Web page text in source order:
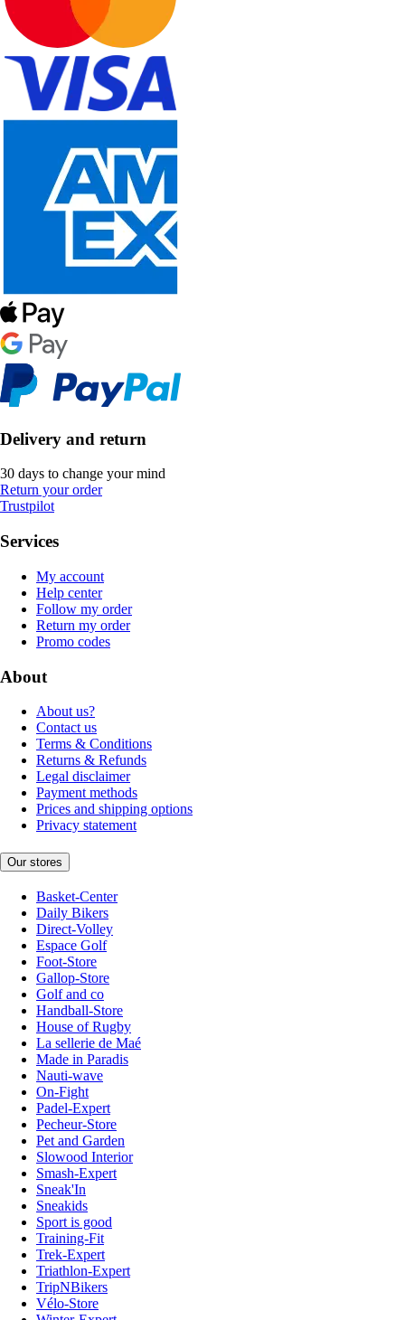
Delivery and return
30 days to change your mind
Return your order
Trustpilot
Services
My account
Help center
Follow my order
Return my order
Promo codes
About
About us?
Contact us
Terms & Conditions
Returns & Refunds
Legal disclaimer
Payment methods
Prices and shipping options
Privacy statement
Our stores
Basket-Center
Daily Bikers
Direct-Volley
Espace Golf
Foot-Store
Gallop-Store
Golf and co
Handball-Store
House of Rugby
La sellerie de Maé
Made in Paradis
Nauti-wave
On-Fight
Padel-Expert
Pecheur-Store
Pet and Garden
Slowood Interior
Smash-Expert
Sneak'In
Sneakids
Sport is good
Training-Fit
Trek-Expert
Triathlon-Expert
TripNBikers
Vélo-Store